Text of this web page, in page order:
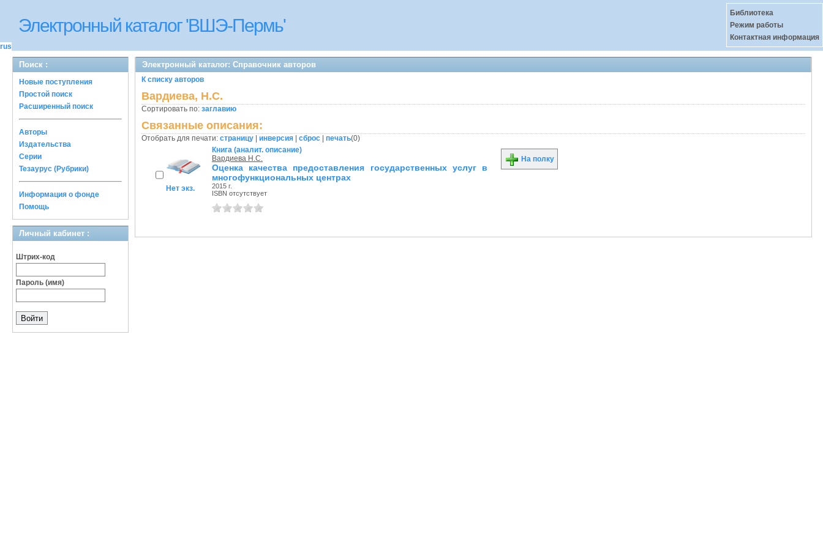
Электронный каталог 'ВШЭ-Пермь'
rus
Библиотека
Режим работы
Контактная информация
Поиск :
Новые поступления
Простой поиск
Расширенный поиск
Авторы
Издательства
Серии
Тезаурус (Рубрики)
Информация о фонде
Помощь
Личный кабинет :
Штрих-код
Пароль (имя)
Электронный каталог: Справочник авторов
К списку авторов
Вардиева, Н.С.
Сортировать по: заглавию
Связанные описания:
Отобрать для печати: страницу инверсия сброс печать(0)
Нет экз.
Книга (аналит. описание)
Вардиева Н.С.
Оценка качества предоставления государственных услуг в
многофункциональных центрах
2015 г.
ISBN отсутствует
На полку